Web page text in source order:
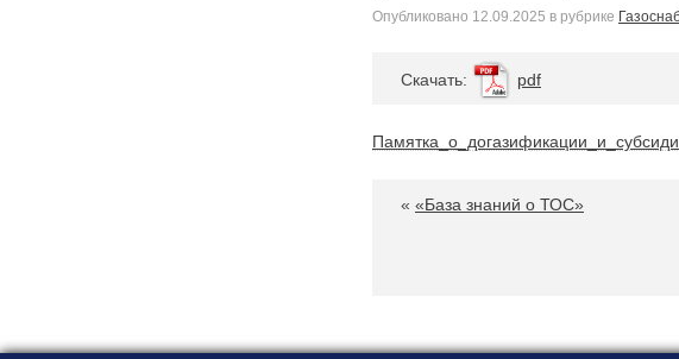
Опубликовано 12.09.2025 в рубрике
Cкачать: pdf
« «База знаний о ТОС»